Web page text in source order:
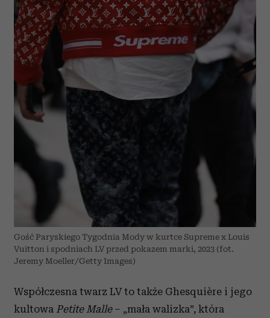
analizować ruch w naszej witrynie. Informacje o tym, jak
korzystasz z naszej witryny, udostępniamy partnerom
społecznościowym, reklamowym i analitycznym.
Partnerzy mogą połączyć te informacje z innymi danymi
otrzymanymi od Ciebie lub uzyskanymi podczas
korzystania z ich usług.
Gość Paryskiego Tygodnia Mody w kurtce Supreme x Louis
Vuitton i spodniach LV przed pokazem marki, 2023 (fot.
Jeremy Moeller/Getty Images)
Współczesna twarz LV to także Ghesquière i jego
kultowa Petite Malle– „mała walizka”, która